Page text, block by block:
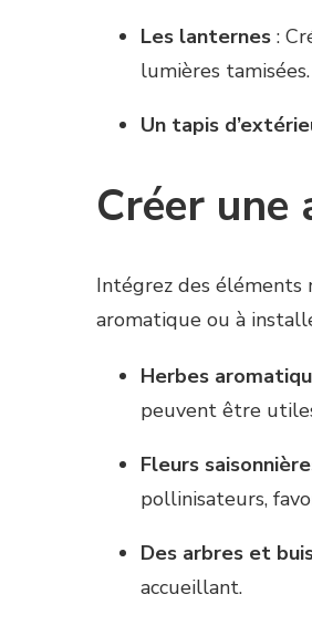
Les lanternes :
lumières tamisées.
Un tapis
Créer une
Intégrez des
aromatique ou à
Herbes
peuvent être
Fleurs
pollinisateurs,
Des arbres et
accueillant.